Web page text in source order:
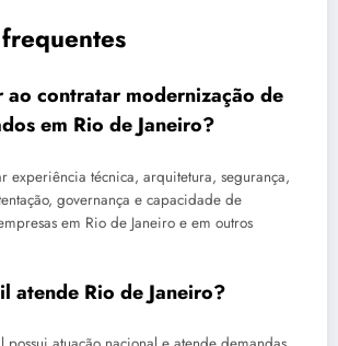
ao contratar modernização de
em Rio de Janeiro?
experiência técnica, arquitetura, segurança,
governança e capacidade de
em Rio de Janeiro e em outros
atende Rio de Janeiro?